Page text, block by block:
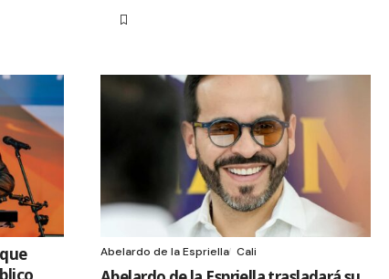
Abelardo de la Espriella Cali